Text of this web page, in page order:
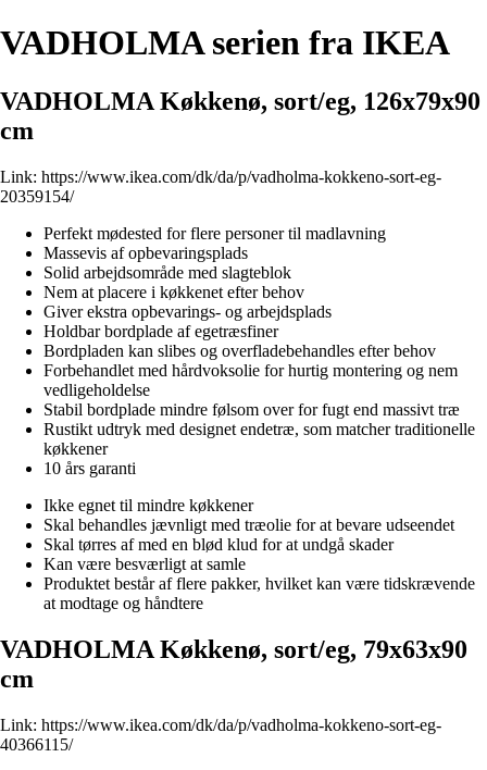
VADHOLMA serien fra IKEA
VADHOLMA Køkkenø, sort/eg, 126x79x90
cm
Link: https://www.ikea.com/dk/da/p/vadholma-kokkeno-sort-eg-
20359154/
Perfekt mødested for flere personer til madlavning
Massevis af opbevaringsplads
Solid arbejdsområde med slagteblok
Nem at placere i køkkenet efter behov
Giver ekstra opbevarings- og arbejdsplads
Holdbar bordplade af egetræsfiner
Bordpladen kan slibes og overfladebehandles efter behov
Forbehandlet med hårdvoksolie for hurtig montering og nem
vedligeholdelse
Stabil bordplade mindre følsom over for fugt end massivt træ
Rustikt udtryk med designet endetræ, som matcher traditionelle
køkkener
10 års garanti
Ikke egnet til mindre køkkener
Skal behandles jævnligt med træolie for at bevare udseendet
Skal tørres af med en blød klud for at undgå skader
Kan være besværligt at samle
Produktet består af flere pakker, hvilket kan være tidskrævende
at modtage og håndtere
VADHOLMA Køkkenø, sort/eg, 79x63x90
cm
Link: https://www.ikea.com/dk/da/p/vadholma-kokkeno-sort-eg-
40366115/